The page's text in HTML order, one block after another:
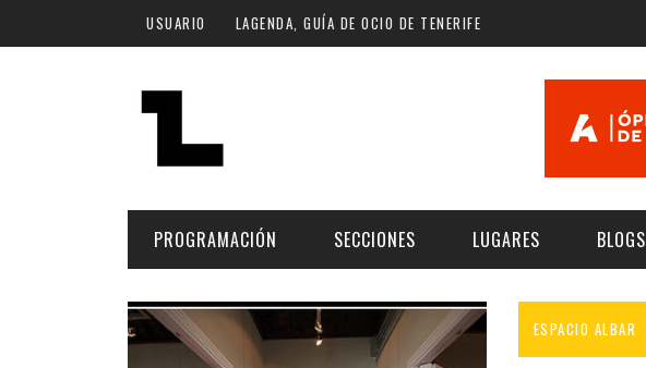
Pasar al contenido principal
USUARIO LAGENDA, GUÍA DE OCIO DE TENERIFE
PROGRAMACIÓN
FECHA
SECCIONES
MÚSICA
LUGARES
ARTE | MUSEOS
BLOGS
ESPACIO ALBAR